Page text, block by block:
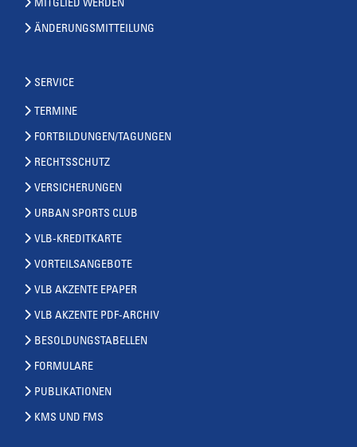
MITGLIED WERDEN
ÄNDERUNGSMITTEILUNG
SERVICE
TERMINE
FORTBILDUNGEN/TAGUNGEN
RECHTSSCHUTZ
VERSICHERUNGEN
URBAN SPORTS CLUB
VLB-KREDITKARTE
VORTEILSANGEBOTE
VLB AKZENTE EPAPER
VLB AKZENTE PDF-ARCHIV
BESOLDUNGSTABELLEN
FORMULARE
PUBLIKATIONEN
KMS UND FMS